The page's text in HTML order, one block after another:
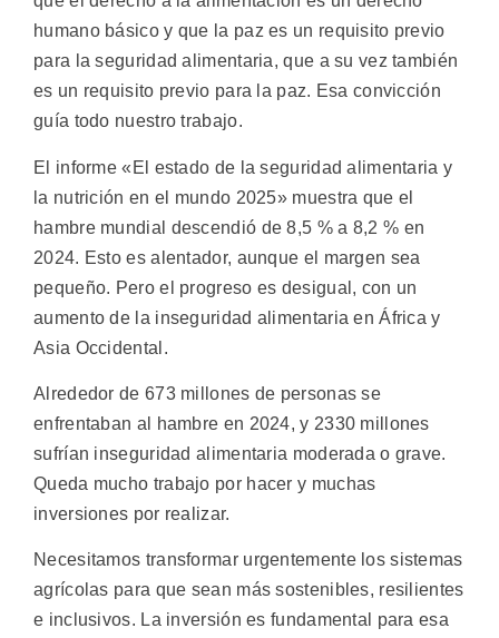
humano básico y que la paz es un requisito previo
para la seguridad alimentaria, que a su vez también
es un requisito previo para la paz. Esa convicción
guía todo nuestro trabajo.
El informe «El estado de la seguridad alimentaria y
la nutrición en el mundo 2025» muestra que el
hambre mundial descendió de 8,5 % a 8,2 % en
2024. Esto es alentador, aunque el margen sea
pequeño. Pero el progreso es desigual, con un
aumento de la inseguridad alimentaria en África y
Asia Occidental.
Alrededor de 673 millones de personas se
enfrentaban al hambre en 2024, y 2330 millones
sufrían inseguridad alimentaria moderada o grave.
Queda mucho trabajo por hacer y muchas
inversiones por realizar.
Necesitamos transformar urgentemente los sistemas
agrícolas para que sean más sostenibles, resilientes
e inclusivos. La inversión es fundamental para esa